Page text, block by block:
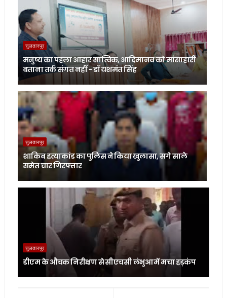
सुलतानपुर
मनुष्य का पहला आहार सात्विक, आदिमानव को मांसाहारी
बताना तर्क संगत नहीं - डॉ यशमंत सिंह
सुलतानपुर
शाकिब हत्याकांड का पुलिस ने किया खुलासा, सगे साले
समेत चार गिरफ्तार
सुलतानपुर
डीएम के औचक निरीक्षण से सीएचसी लंभुआ में मचा हड़कंप